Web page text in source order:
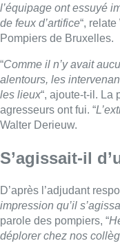
l’équipage ont essuyé
de feux d’artifice“,
Pompiers de Bruxelles.
“Comme il n’y avait
alentours, les
les lieux“, ajoute-t-il. La
agresseurs ont fui. “
Walter Derieuw.
S’agissait-il
D’après l’adjudant
impression qu’il
parole des pompiers, “
déplorer chez nos